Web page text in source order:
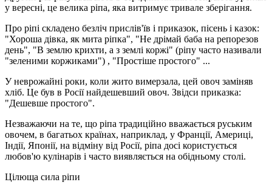
у вересні, це велика ріпа, яка витримує тривале зберігання.
Про ріпі складено безліч прислів'їв і приказок, пісень і казок:
"Хороша дівка, як мита ріпка", "Не дрімай баба на репорезов
день", "В землю крихти, а з землі коржі" (ріпу часто називали
"зеленими коржиками") , "Простіше простого" ...
У неврожайні роки, коли жито вимерзала, цей овоч заміняв
хліб. Це був в Росії найдешевший овоч. Звідси приказка:
"Дешевше простого".
Незважаючи на те, що ріпа традиційно вважається руським
овочем, в багатьох країнах, наприклад, у Франції, Америці,
Індії, Японії, на відміну від Росії, ріпа досі користується
любов'ю кулінарів і часто виявляється на обідньому столі.
Цілюща сила ріпи